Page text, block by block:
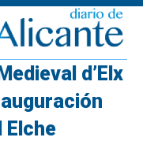
d’Elx
Elche